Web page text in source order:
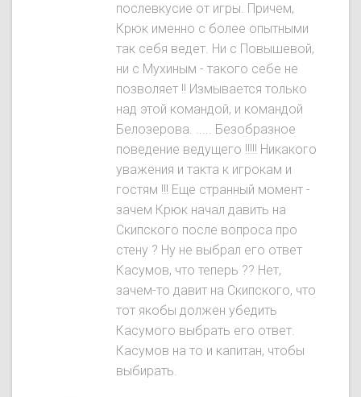
послевкусие от игры. Причем,
Крюк именно с более опытными
так себя ведет. Ни с Повышевой,
ни с Мухиным - такого себе не
позволяет !! Измывается только
над этой командой, и командой
Белозерова. ..... Безобразное
поведение ведущего !!!!! Никакого
уважения и такта к игрокам и
гостям !!! Еще странный момент -
зачем Крюк начал давить на
Скипского после вопроса про
стену ? Ну не выбрал его ответ
Касумов, что теперь ?? Нет,
зачем-то давит на Скипского, что
тот якобы должен убедить
Касумого выбрать его ответ.
Касумов на то и капитан, чтобы
выбирать.